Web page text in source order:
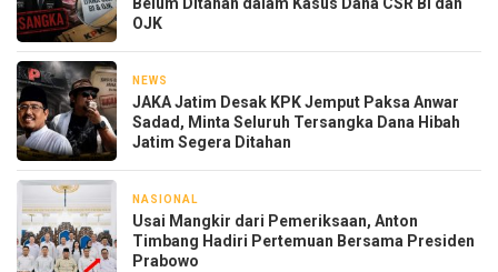
OJK
NEWS
JAKA Jatim Desak KPK Jemput Paksa Anwar
Sadad, Minta Seluruh Tersangka Dana Hibah
Jatim Segera Ditahan
NASIONAL
Usai Mangkir dari Pemeriksaan, Anton
Timbang Hadiri Pertemuan Bersama Presiden
Prabowo